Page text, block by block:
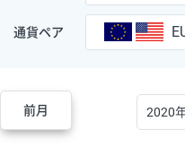
通貨ペア
前月